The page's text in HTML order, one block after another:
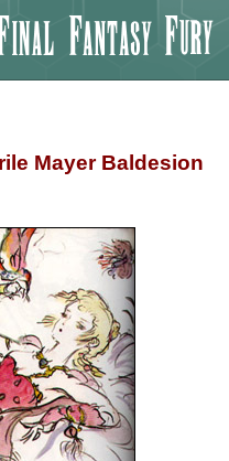
Mayer Baldesion